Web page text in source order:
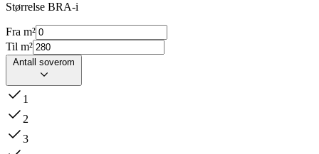
Størrelse BRA-i
Fra m²
Til m²
Antall soverom
1
2
3